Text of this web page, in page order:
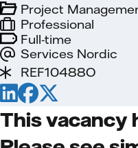
Full-time
Services Nordic
Project
Professional
REF10488O
This vacancy